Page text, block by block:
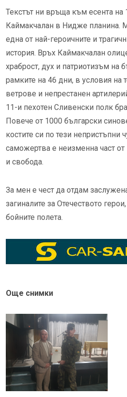
Текстът ни връща към есента на
Каймакчалан в Нидже планина.
една от най-героичните и
история. Връх Каймакчалан
храброст, дух и патриотизъм на
рамките на 46 дни, в условия на
ветрове и непрестанен
11-и пехотен Сливенски полк
Повече от 1000 български
костите си по тези непристъпни
саможертва е неизменна част
и свобода.
За мен е чест да отдам
загиналите за Отечеството
бойните полета.
Още снимки